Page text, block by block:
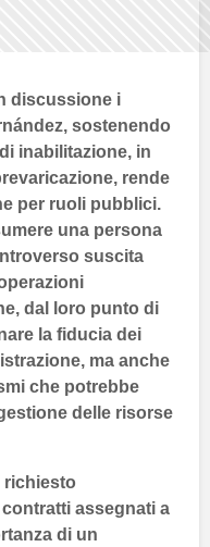
discussione i
, sostenendo
inabilitazione, in
, rende
per ruoli pubblici.
una persona
suscita
dal loro punto di
la fiducia dei
ma anche
che potrebbe
delle risorse
richiesto
assegnati a
di un